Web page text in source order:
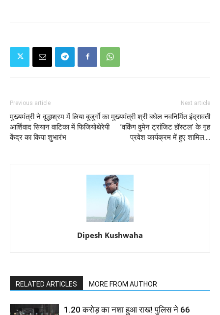
Previous article
मुख्यमंत्री ने वृद्धाश्रम में लिया बुजुर्गाे का
आर्शिवाद सियान वाटिका में फिजियोथेरेपी
केंद्र का किया शुभारंभ
Next article
मुख्यमंत्री श्री बघेल नवनिर्मित इंद्रावती
’वर्किंग वुमेन ट्रांजिट हॉस्टल’ के गृह
प्रवेश कार्यक्रम में हुए शामिल....
Dipesh Kushwaha
RELATED ARTICLES MORE FROM AUTHOR
1.20 करोड़ का नशा हुआ राख! पुलिस ने 66